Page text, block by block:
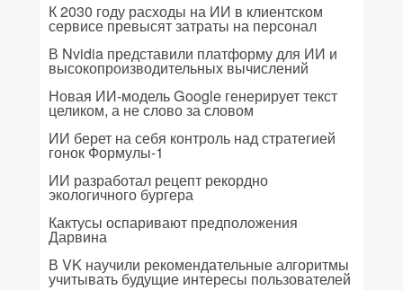
К 2030 году расходы на ИИ в клиентском
сервисе превысят затраты на персонал
В Nvidia представили платформу для ИИ и
высокопроизводительных вычислений
Новая ИИ-модель Google генерирует текст
целиком, а не слово за словом
ИИ берет на себя контроль над стратегией
гонок Формулы-1
ИИ разработал рецепт рекордно
экологичного бургера
Кактусы оспаривают предположения
Дарвина
В VK научили рекомендательные алгоритмы
учитывать будущие интересы пользователей